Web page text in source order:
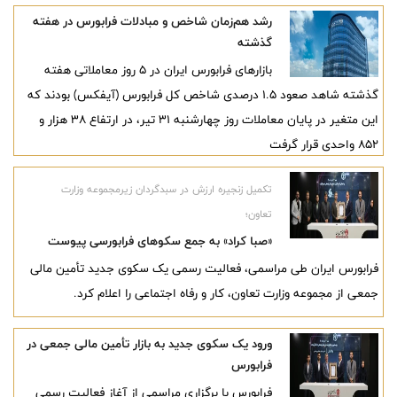
گرفت.
رشد هم‌زمان شاخص و مبادلات فرابورس در هفته
گذشته
بازارهای فرابورس ایران در ۵ روز معاملاتی هفته
گذشته شاهد صعود ۱.۵ درصدی شاخص کل فرابورس (آیفکس) بودند که
این متغیر در پایان معاملات روز چهارشنبه ۳۱ تیر، در ارتفاع ۳۸ هزار و
۸۵۲ واحدی قرار گرفت
تکمیل زنجیره ارزش در سبدگردان زیرمجموعه وزارت
تعاون؛
«صبا کراد» به جمع سکوهای فرابورسی پیوست
فرابورس ایران طی مراسمی، فعالیت رسمی یک سکوی جدید تأمین مالی
جمعی از مجموعه وزارت تعاون، کار و رفاه اجتماعی را اعلام کرد.
ورود یک سکوی جدید به بازار تأمین مالی جمعی در
فرابورس
فرابورس با برگزاری مراسمی از آغاز فعالیت رسمی